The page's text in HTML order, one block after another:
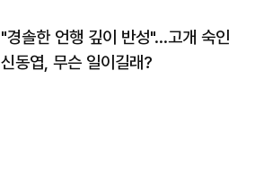
"경솔한 언행 깊이 반성"…고개 숙인
신동엽, 무슨 일이길래?